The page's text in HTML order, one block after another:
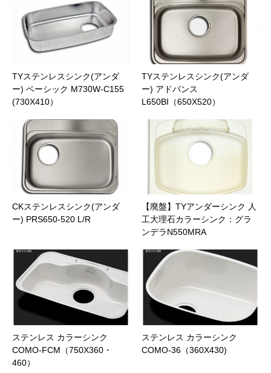
メールアドレス (必須)
メッセージ本文
ファイル添付
TYステンレスシンク(アンダ
ー) ベーシック M730W-C155
(730X410）
TYステンレスシンク(アンダ
ー) アドバンス
L650BI（650X520）
CKステンレスシンク(アンダ
ー) PRS650-520 L/R
【廃盤】TYアンダーシンク 人
工大理石カラーシンク：グラ
ンデラN550MRA
ステンレス カラーシンク
COMO-FCM（750X360・
460）
ステンレス カラーシンク
COMO-36（360X430)